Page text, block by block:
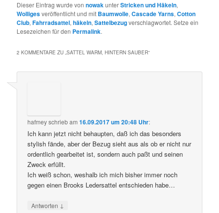
Dieser Eintrag wurde vonnowakunterStricken und Häkeln,
Wolligesveröffentlicht und mit Baumwolle,Cascade Yarns,Cotton
Club,Fahrradsattel,häkeln,Sattelbezugverschlagwortet. Setze ein
Lesezeichen für den Permalink.
2 KOMMENTARE ZU „SATTEL WARM, HINTERN SAUBER“
hafmeyschriebam16.09.2017 um 20:48 Uhr:
Ich kann jetzt nicht behaupten, daß ich das besonders
stylish fände, aber der Bezug sieht aus als ob er nicht nur
ordentlich gearbeitet ist, sondern auch paßt und seinen
Zweck erfüllt.
Ich weiß schon, weshalb ich mich bisher immer noch
gegen einen Brooks Ledersattel entschieden habe…
Antworten ↓